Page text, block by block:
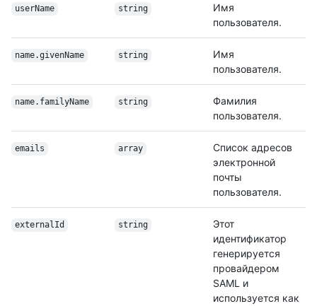
userName string
Имя
пользователя.
name.givenName string
Имя
пользователя.
name.familyName string
Фамилия
пользователя.
emails array
Список адресов
электронной
почты
пользователя.
externalId string
Этот
идентификатор
генерируется
провайдером
SAML и
используется как